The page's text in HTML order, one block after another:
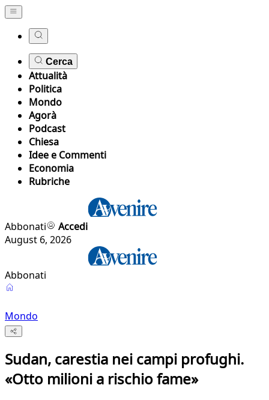
Cerca
Attualità
Politica
Mondo
Agorà
Podcast
Chiesa
Idee e Commenti
Economia
Rubriche
Abbonati
Accedi
August 6, 2026
Abbonati
Mondo
Sudan, carestia nei campi profughi.
«Otto milioni a rischio fame»